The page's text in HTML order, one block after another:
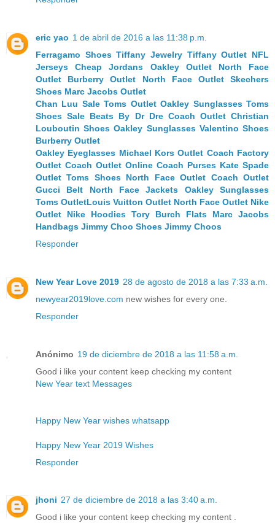
eric yao 1 de abril de 2016 a las 11:38 p.m.
Ferragamo Shoes Tiffany Jewelry Tiffany Outlet NFL
Jerseys
Cheap Jordans Oakley Outlet
North Face
Outlet
Burberry Outlet North Face Outlet
Skechers
Shoes Marc Jacobs Outlet
Chan Luu Sale Toms Outlet Oakley Sunglasses Toms
Shoes Sale Beats By Dr Dre Coach Outlet Christian
Louboutin Shoes Oakley Sunglasses Valentino Shoes
Burberry Outlet
Oakley Eyeglasses Michael Kors Outlet Coach Factory
Outlet Coach Outlet Online Coach Purses Kate Spade
Outlet Toms Shoes North Face Outlet Coach Outlet
Gucci Belt
North Face Jackets
Oakley Sunglasses
Toms OutletLouis Vuitton Outlet North Face Outlet Nike
Outlet
Nike Hoodies Tory Burch Flats
Marc Jacobs
Handbags Jimmy Choo Shoes Jimmy Choos
Responder
New Year Love 2019 28 de agosto de 2018 a las 7:33 a.m.
newyear2019love.com new wishes for every one.
Responder
Anónimo 19 de diciembre de 2018 a las 11:58 a.m.
Good i like your content keep checking my content
New Year text Messages
Happy New Year wishes whatsapp
Happy New Year 2019 Wishes
Responder
jhoni 27 de diciembre de 2018 a las 3:40 a.m.
Good i like your content keep checking my content .